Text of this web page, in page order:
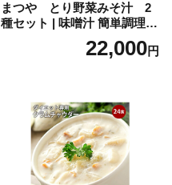
まつや とり野菜みそ汁 2
種セット | 味噌汁 簡単調理
お味噌 おみそ みそ とり野菜
時短料理 時短ごはん ご当地
22,000円